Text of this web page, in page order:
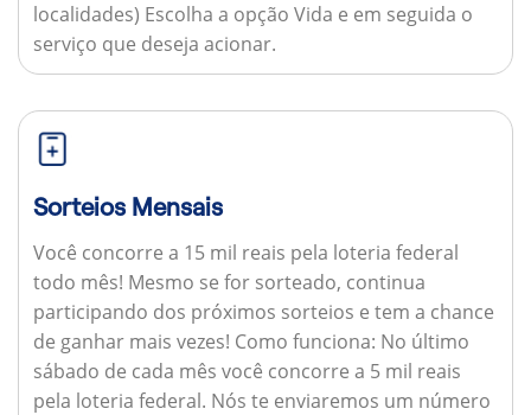
localidades) Escolha a opção Vida e em seguida o
serviço que deseja acionar.
Sorteios Mensais
Você concorre a 15 mil reais pela loteria federal
todo mês! Mesmo se for sorteado, continua
participando dos próximos sorteios e tem a chance
de ganhar mais vezes! Como funciona: No último
sábado de cada mês você concorre a 5 mil reais
pela loteria federal. Nós te enviaremos um número